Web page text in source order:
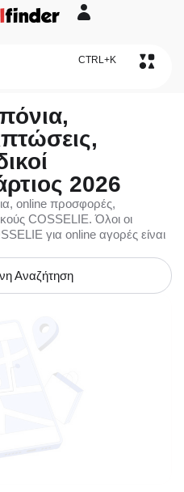
CTRL+K
2026
online προσφορές,
COSSELIE. Όλοι οι
για online αγορές είναι
Αναζήτηση